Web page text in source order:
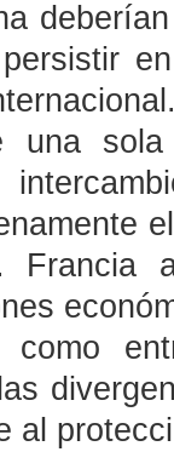
una
Francia
al